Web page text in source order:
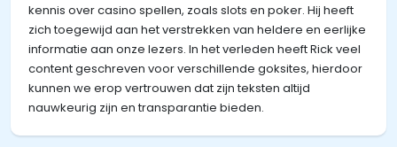
kennis over casino spellen, zoals slots en poker. Hij heeft
zich toegewijd aan het verstrekken van heldere en eerlijke
informatie aan onze lezers. In het verleden heeft Rick veel
content geschreven voor verschillende goksites, hierdoor
kunnen we erop vertrouwen dat zijn teksten altijd
nauwkeurig zijn en transparantie bieden.